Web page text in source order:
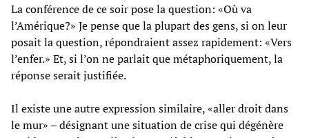
La conférence de ce soir pose la question: «Où va
l’Amérique?» Je pense que la plupart des gens, si on leur
posait la question, répondraient assez rapidement: «Vers
l’enfer.» Et, si l’on ne parlait que métaphoriquement, la
réponse serait justifiée.
Il existe une autre expression similaire, «aller droit dans
le mur» – désignant une situation de crise qui dégénère